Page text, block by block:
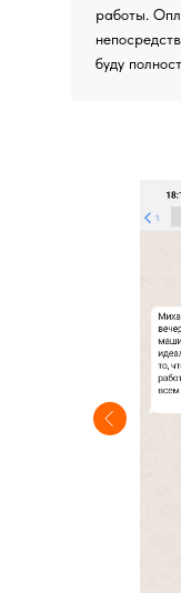
работы.
буду